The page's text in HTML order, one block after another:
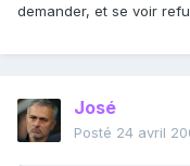
demander, et se voir
José
Posté 24 avril